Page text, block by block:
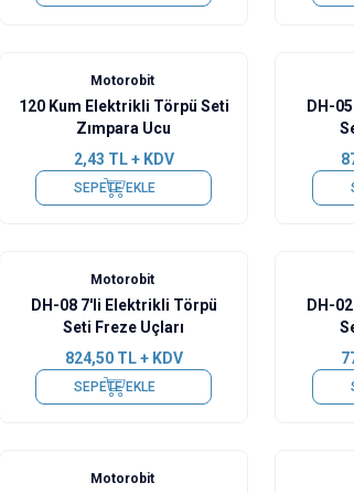
Motorobit
120 Kum Elektrikli Törpü Seti
Zımpara Ucu
2,43 TL + KDV
SEPETE EKLE
DH-
Motorobit
DH-08 7'li Elektrikli Törpü
Seti Freze Uçları
824,50TL + KDV
SEPETE EKLE
DH-
Motorobit